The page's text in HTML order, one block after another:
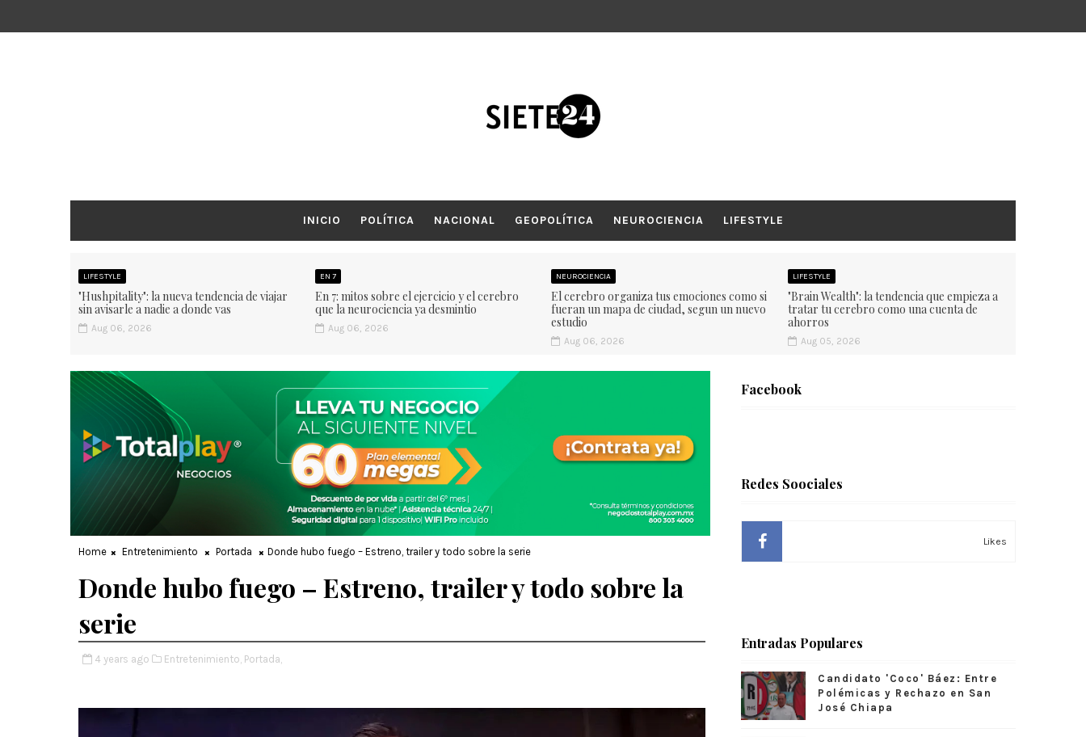
INICIO POLÍTICA NACIONAL GEOPOLÍTICA NEUROCIENCIA LIFESTYLE
LIFESTYLE
"Hushpitality": la nueva tendencia de viajar
sin avisarle a nadie a donde vas
Aug 06, 2026
EN 7
En 7: mitos sobre el ejercicio y el cerebro
que la neurociencia ya desmintio
Aug 06, 2026
NEUROCIENCIA
El cerebro organiza tus emociones como si
fueran un mapa de ciudad, segun un nuevo
estudio
Aug 06, 2026
LIFESTYLE
"Brain Wealth": la tendencia que empieza a
tratar tu cerebro como una cuenta de
ahorros
Aug 05, 2026
Home Entretenimiento Portada Donde hubo fuego – Estreno, trailer y todo sobre la serie
Donde hubo fuego – Estreno, trailer y todo sobre la
serie
4 years ago Entretenimiento, Portada,
Facebook
Redes Soociales
Likes
Entradas Populares
Candidato 'Coco' Báez: Entre
Polémicas y Rechazo en San
José Chiapa